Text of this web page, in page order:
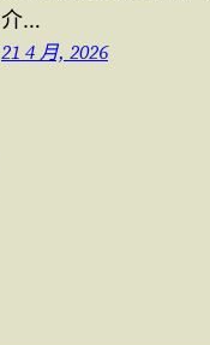
介…
21 4 月, 2026